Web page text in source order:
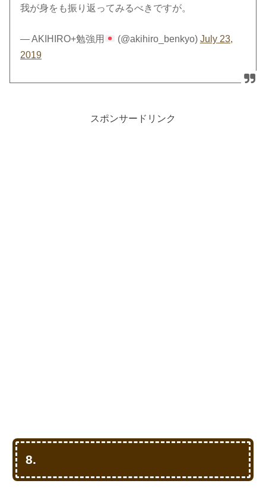
我が身をも振り返ってみるべきですが。
— AKIHIRO+勉強用 (@akihiro_benkyo) July 23,
2019
スポンサードリンク
8.